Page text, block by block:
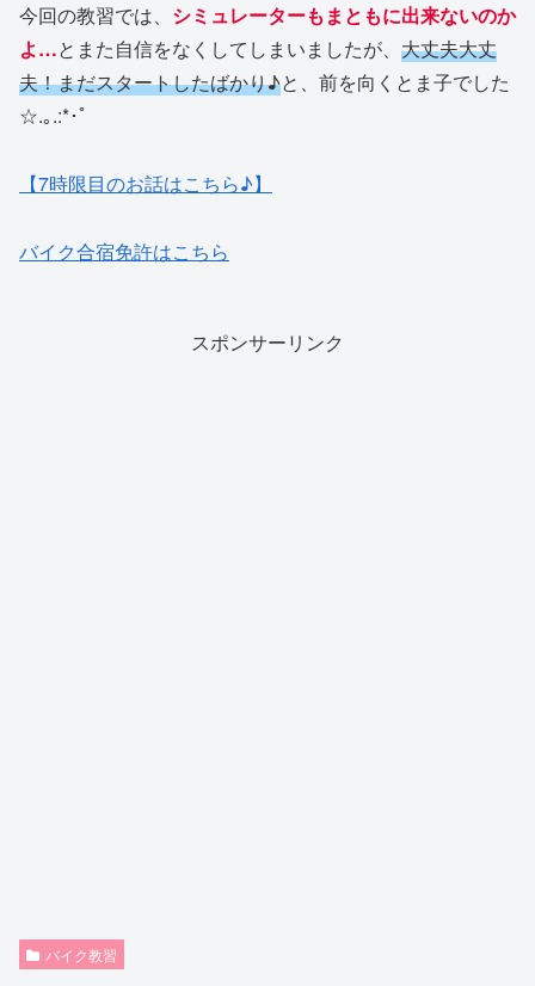
今回の教習では、 シミュレーターもまともに出来ないのか
よ…とまた自信をなくしてしまいましたが、 大丈夫大丈
夫！まだスタートしたばかり♪と、前を向くとま子でした
☆.｡.:*･ﾟ
【7時限目のお話はこちら♪】
バイク合宿免許はこちら
スポンサーリンク
バイク教習